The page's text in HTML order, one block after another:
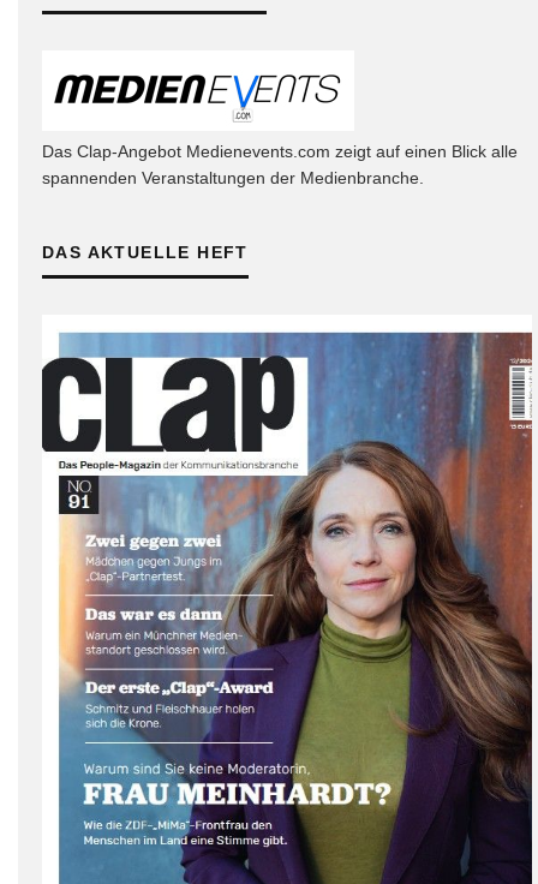
Das Clap-Angebot Medienevents.com zeigt auf einen Blick alle
spannenden Veranstaltungen der Medienbranche.
DAS AKTUELLE HEFT